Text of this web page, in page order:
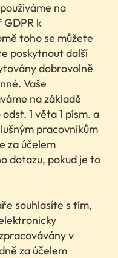
na
GDPR k
toho se můžete
poskytnout další
dobrovolně
Vaše
na základě
1 věta 1 písm. a
pracovníkům
za účelem
dotazu, pokud je to
souhlasíte s tím,
v
za účelem